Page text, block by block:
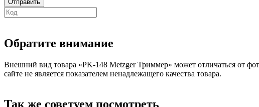
Обратите внимание
Внешний вид товара «PK-148 Metzger Триммер» может отличаться от
сайте не является показателем ненадлежащего качества товара.
Так же советуем посмотреть